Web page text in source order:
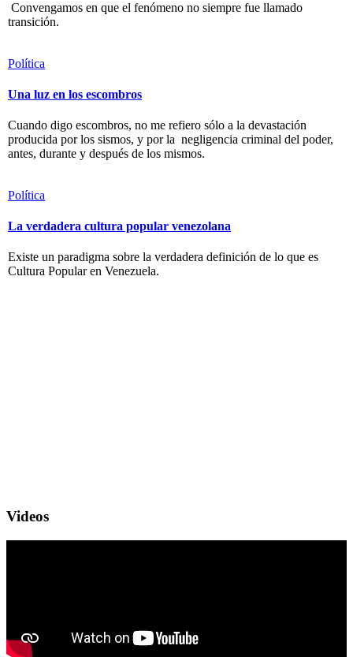
Convengamos en que el fenómeno no siempre fue llamado
transición.
Política
Una luz en los escombros
Cuando digo escombros, no me refiero sólo a la devastación
producida por los sismos, y por la negligencia criminal del poder,
antes, durante y después de los mismos.
Política
La verdadera cultura popular venezolana
Existe un paradigma sobre la verdadera definición de lo que es
Cultura Popular en Venezuela.
Videos